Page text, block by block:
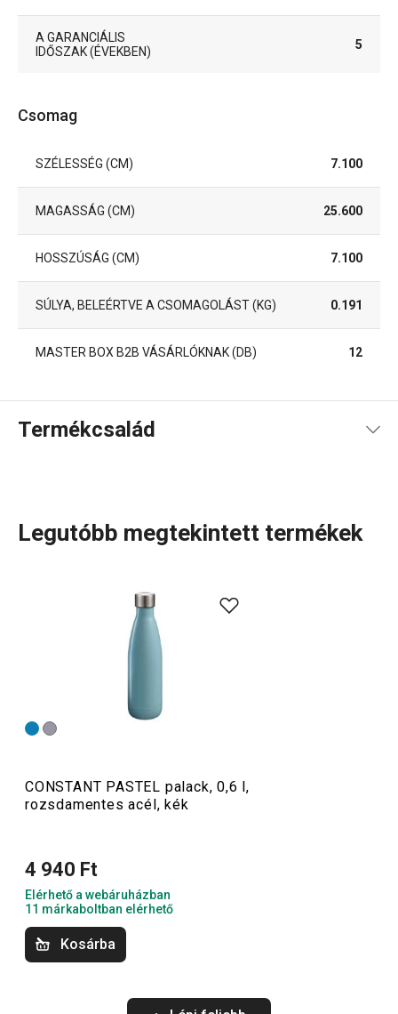
A GARANCIÁLIS
IDŐSZAK (ÉVEKBEN)
5
Csomag
SZÉLESSÉG (CM) 7.100
MAGASSÁG (CM) 25.600
HOSSZÚSÁG (CM) 7.100
SÚLYA, BELEÉRTVE A CSOMAGOLÁST (KG) 0.191
MASTER BOX B2B VÁSÁRLÓKNAK (DB) 12
Termékcsalád
utazáshoz és sportoláshoz
tervezett termoszok,
, valamint praktikus, teljesen rozsdamentes
acélból készült palackok tartoznak. Kiváló minőségű
mellett a teához és kávéhoz való termoszok, illetve az
ivópalackok
gyakorlatilag törhetetlenek. A termoszok
természetesen nemcsak forró italok, hanem hideg italok
Legutóbb megtekintett termékek
CONSTANT PASTEL palack, 0,6 l,
rozsdamentes acél, kék
4 940 Ft
Elérhető a webáruházban
11 márkaboltban elérhető
Kosárba